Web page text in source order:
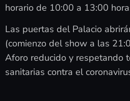
horario de 10:00 a 13:00
Las puertas del Palacio
(comienzo del show a las
Aforo reducido y respetando
sanitarias contra el